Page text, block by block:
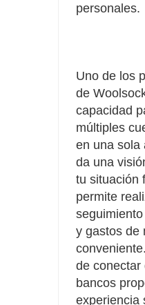
personales.
Uno de los
de
capacidad
múltiples
en una sola
da una
tu situación
permite
y gastos de
de conectar
bancos
experiencia